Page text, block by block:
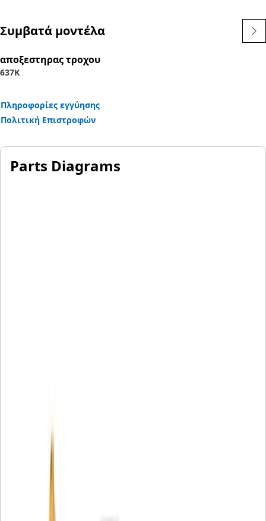
Συμβατά μοντέλα
αποξεστηρας τροχου
637K
Πληροφορίες εγγύησης
Πολιτική Επιστροφών
Parts Diagrams